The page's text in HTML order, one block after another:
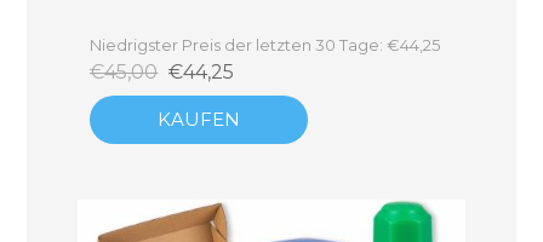
Niedrigster Preis der letzten 30 Tage: €44,25
€45,00 €44,25
KAUFEN